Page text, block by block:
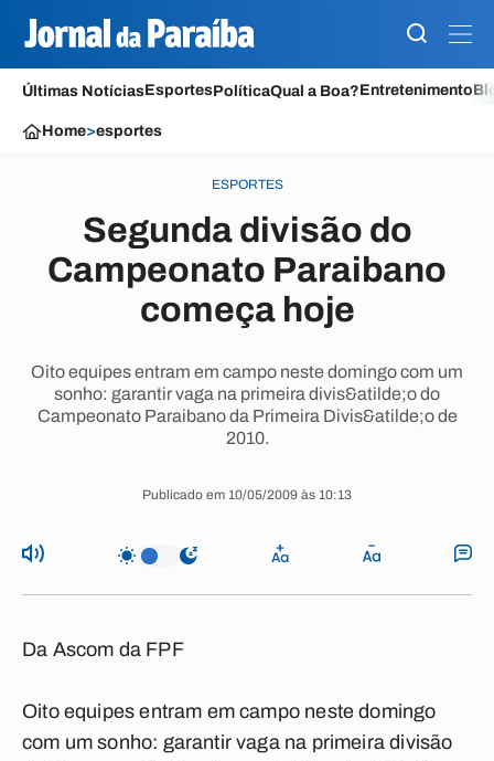
Últimas NotíciasEsportesPolíticaQual a Boa?Entretenimento
Home>esportes
ESPORTES
Segunda divisão do
Campeonato Paraibano
começa hoje
Oito equipes entram em campo neste domingo com um
sonho: garantir vaga na primeira divis&atilde;o do
Campeonato Paraibano da Primeira Divis&atilde;o de
2010.
Publicado em 10/05/2009 às 10:13
Da Ascom da FPF
Oito equipes entram em campo neste domingo
com um sonho: garantir vaga na primeira divisão